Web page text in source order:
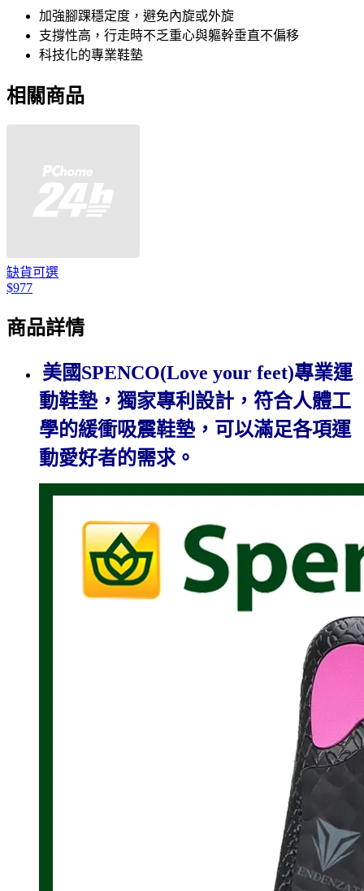
加強腳踝穩定度，避免內旋或外旋
支撐性高，行走時不乏重心與軀幹垂直不偏移
科技化的專業鞋墊
相關商品
缺貨可選
$977
商品詳情
美國SPENCO(Love your feet)專業運
動鞋墊，獨家專利設計，符合人體工
學的緩衝吸震鞋墊，可以滿足各項運
動愛好者的需求。